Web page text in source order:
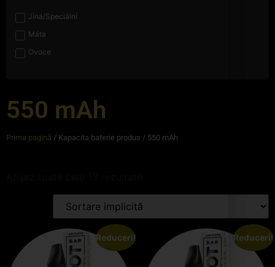
Jiná/Speciální
Máta
Ovoce
550 mAh
Prima pagină / Kapacita baterie produs / 550 mAh
Reduceri! Reduceri!